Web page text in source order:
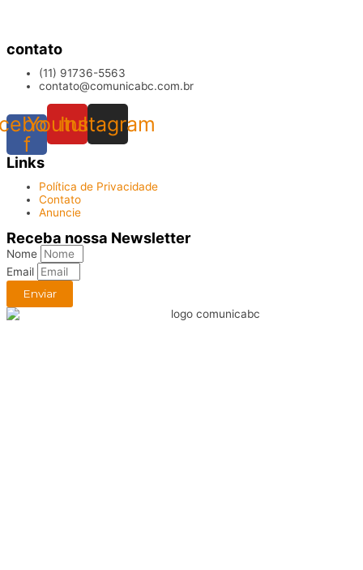
contato
(11) 91736-5563
contato@comunicabc.com.br
f
Youtube
Instagram
Links
Política de Privacidade
Contato
Anuncie
Receba nossa Newsletter
Nome
Email
Enviar